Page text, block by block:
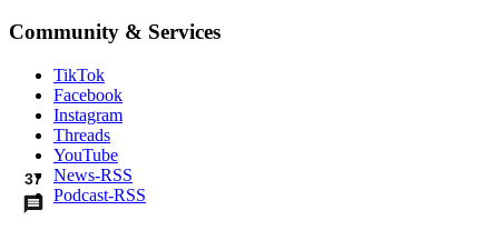
Community & Services
TikTok
Facebook
Instagram
Threads
YouTube
News-RSS
Podcast-RSS
37